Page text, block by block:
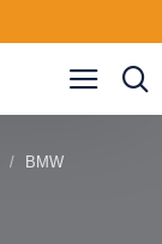
BMW